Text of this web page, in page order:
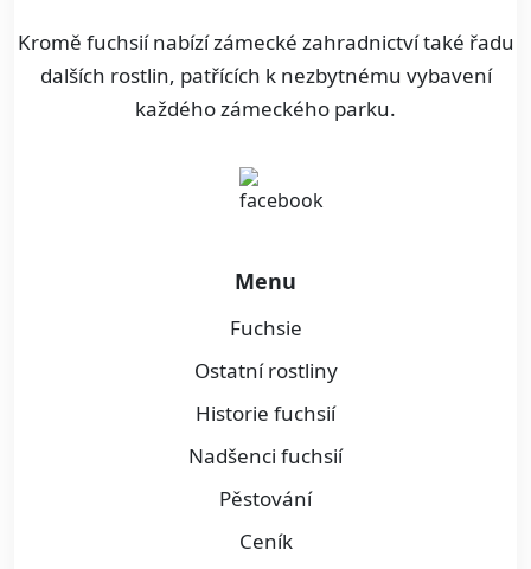
Kromě fuchsií nabízí zámecké zahradnictví také řadu
dalších rostlin, patřících k nezbytnému vybavení
každého zámeckého parku.
Menu
Fuchsie
Ostatní rostliny
Historie fuchsií
Nadšenci fuchsií
Pěstování
Ceník